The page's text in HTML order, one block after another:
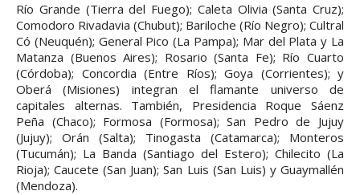
Río Grande (Tierra del Fuego); Caleta Olivia (Santa Cruz);
Comodoro Rivadavia (Chubut); Bariloche (Río Negro); Cultral
Có (Neuquén); General Pico (La Pampa); Mar del Plata y La
Matanza (Buenos Aires); Rosario (Santa Fe); Río Cuarto
(Córdoba); Concordia (Entre Ríos); Goya (Corrientes); y
Oberá (Misiones) integran el flamante universo de
capitales alternas. También, Presidencia Roque Sáenz
Peña (Chaco); Formosa (Formosa); San Pedro de Jujuy
(Jujuy); Orán (Salta); Tinogasta (Catamarca); Monteros
(Tucumán); La Banda (Santiago del Estero); Chilecito (La
Rioja); Caucete (San Juan); San Luis (San Luis) y Guaymallén
(Mendoza).